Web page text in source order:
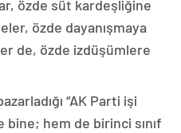
özde süt kardeşliğine
özde dayanışmaya
de, özde izdüşümlere
“AK Parti işi
hem de birinci sınıf